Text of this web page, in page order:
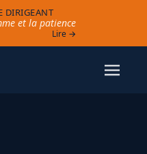
DIRIGEANT
et la patience
Lire →